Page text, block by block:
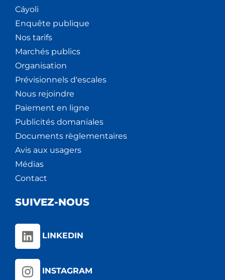
Cáyoli
Enquête publique
Nos tarifs
Marchés publics
Organisation
Prévisionnels d'escales
Nous rejoindre
Paiement en ligne
Publicités domaniales
Documents règlementaires
Avis aux usagers
Médias
Contact
SUIVEZ-NOUS
LINKEDIN
INSTAGRAM